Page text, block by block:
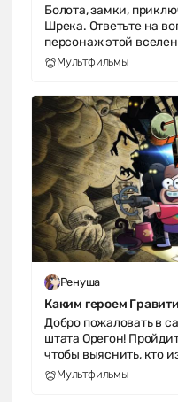
Болота, замки,
Шрека. Ответьте на
персонаж этой
Мультфильмы
Ренуша
Каким героем
Добро пожаловать в
штата Орегон!
чтобы выяснить, кто
Мультфильмы